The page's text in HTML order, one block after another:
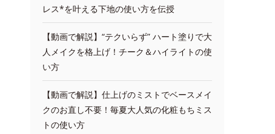
レス*を叶える下地の使い方を伝授
【動画で解説】“テクいらず” ハート塗りで大
人メイクを格上げ！チーク＆ハイライトの使
い方
【動画で解説】仕上げのミストでベースメイ
クのお直し不要！毎夏大人気の化粧もちミス
トの使い方